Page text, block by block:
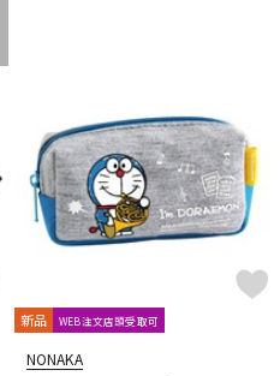
新品 WEB注文店頭受取可
NONAKA